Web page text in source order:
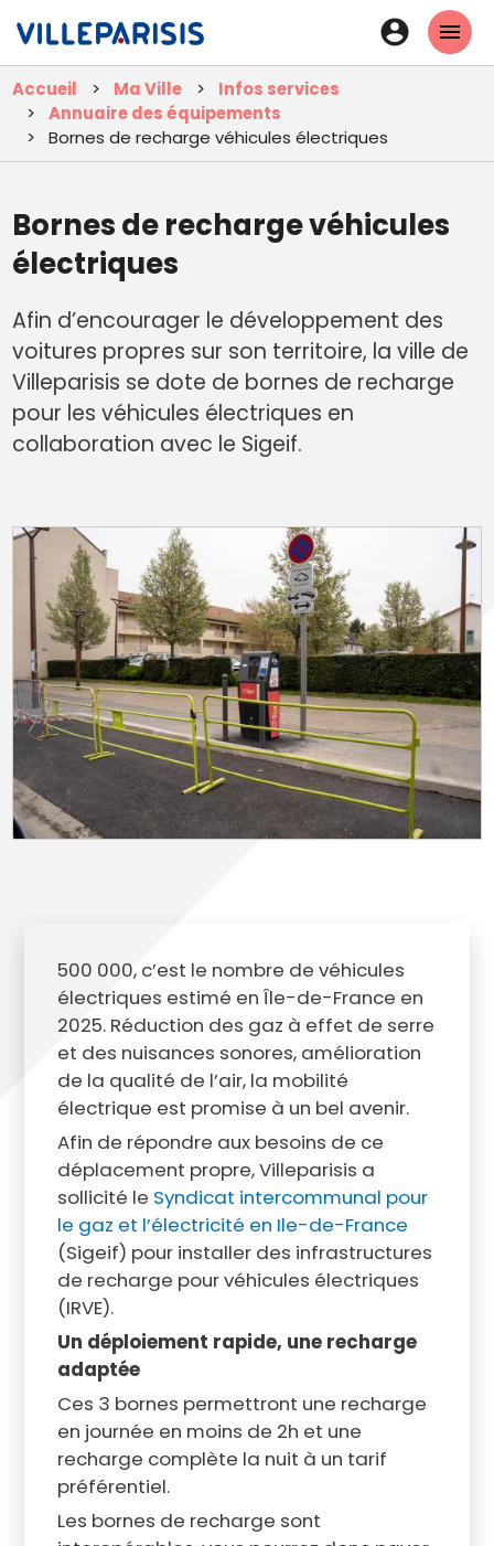
contenu
principal
En-
tête
Accueil Ma Ville
Infos services
Annuaire des équipements
Bornes de recharge véhicules électriques
Bornes de recharge véhicules
électriques
Afin d’encourager le développement des
voitures propres sur son territoire, la ville de
Villeparisis se dote de bornes de recharge
pour les véhicules électriques en
collaboration avec le Sigeif.
500 000, c’est le nombre de véhicules
électriques estimé en Île-de-France en
2025. Réduction des gaz à effet de serre
et des nuisances sonores, amélioration
de la qualité de l’air, la mobilité
électrique est promise à un bel avenir.
Afin de répondre aux besoins de ce
déplacement propre, Villeparisis a
sollicité le Syndicat intercommunal pour
le gaz et l’électricité en Ile-de-France
(Sigeif) pour installer des infrastructures
de recharge pour véhicules électriques
(IRVE).
Un déploiement rapide, une recharge
adaptée
Ces 3 bornes permettront une recharge
en journée en moins de 2h et une
recharge complète la nuit à un tarif
préférentiel.
Les bornes de recharge sont